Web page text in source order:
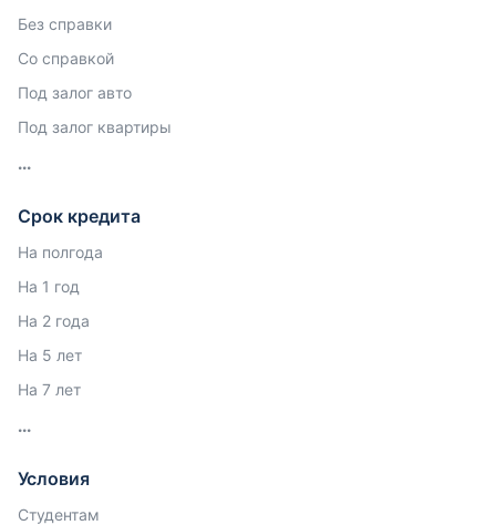
Без справки
Со справкой
Под залог авто
Под залог квартиры
Срок кредита
На полгода
На 1 год
На 2 года
На 5 лет
На 7 лет
Условия
Студентам